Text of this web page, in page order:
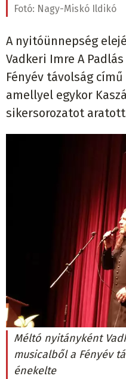
Fotó: Nagy-Miskó Ildikó
A nyitóünnepség
Vadkeri Imre A
Fényév távolság
amellyel egykor
sikersorozatot
Méltó nyitányként
musicalből a Fényév
énekelte